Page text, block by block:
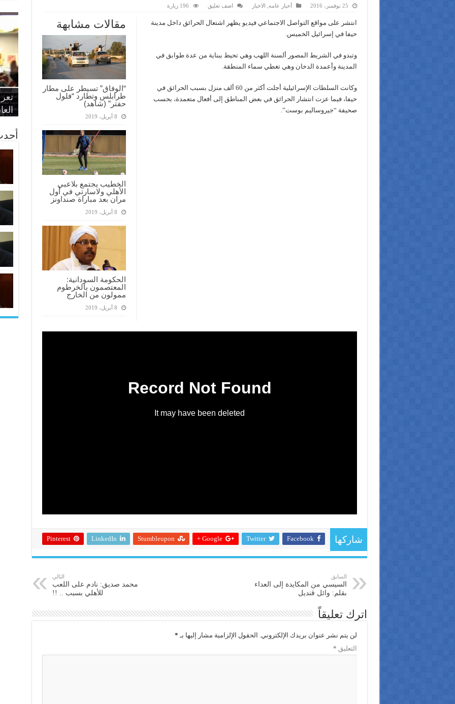
25 نوفمبر، 2016 أخبار عامه الاخبار اضف تعليق 196 زيارة
مقالات مشابهة
“الوفاق” تسيطر على مطار
طرابلس وتطارد “فلول
حفتر” (شاهد)
8 أبريل، 2019
الخطيب يجتمع بلاعبي
الأهلي ولاسارتي في أول
مران بعد مباراة صنداونز
8 أبريل، 2019
الحكومة السودانية:
المعتصمون بالخرطوم
ممولون من الخارج
8 أبريل، 2019
انتشر على مواقع التواصل الاجتماعي فيديو يظهر اشتعال الحرائق داخل مدينة
حيفا في إسرائيل الخميس.
وتبدو في الشريط المصور ألسنة اللهب وهي تحيط ببناية من عدة طوابق في
المدينة وأعمدة الدخان وهي تغطي سماء المنطقة.
وكانت السلطات الإسرائيلية أجلت أكثر من 60 ألف منزل بسبب الحرائق في
حيفا، فيما عزت انتشار الحرائق في بعض المناطق إلى أفعال متعمدة، بحسب
صحيفة “جيروساليم بوست”.
شاركها Facebook
Twitter
Google +
Stumbleupon
LinkedIn
Pinterest
السابق
السيسي من المكايدة إلى العداء
بقلم: وائل قنديل
التالي
محمد صديق: نادم على اللعب
للأهلي بسبب .. !!
اترك تعليقاً
لن يتم نشر عنوان بريدك الإلكتروني. الحقول الإلزامية مشار إليها بـ *
التعليق *